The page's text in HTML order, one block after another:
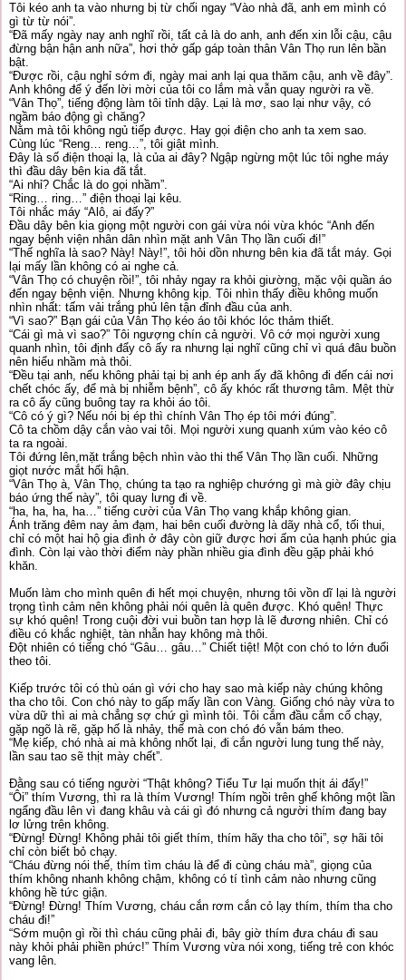
Tôi kéo anh ta vào nhưng bị từ chối ngay “Vào nhà đã, anh em mình có
gì từ từ nói”.
“Đã mấy ngày nay anh nghĩ rồi, tất cả là do anh, anh đến xin lỗi cậu, cậu
đừng bận hận anh nữa”, hơi thở gấp gáp toàn thân Vân Thọ run lên bần
bật.
“Được rồi, cậu nghỉ sớm đi, ngày mai anh lại qua thăm cậu, anh về đây”.
Anh không để ý đến lời mời của tôi co lắm mà vẫn quay người ra về.
“Vân Thọ”, tiếng động làm tôi tỉnh dậy. Lại là mơ, sao lại như vậy, có
ngầm báo động gì chăng?
Nằm mà tôi không ngủ tiếp được. Hay gọi điện cho anh ta xem sao.
Cùng lúc “Reng… reng…”, tôi giật mình.
Đây là số điện thoại lạ, là của ai đây? Ngập ngừng một lúc tôi nghe máy
thì đầu dây bên kia đã tắt.
“Ai nhỉ? Chắc là do gọi nhầm”.
“Ring… ring…” điện thoại lại kêu.
Tôi nhắc máy “Alô, ai đấy?”
Đầu dây bên kia giọng một người con gái vừa nói vừa khóc “Anh đến
ngay bệnh viện nhân dân nhìn mặt anh Vân Thọ lần cuối đi!”
“Thế nghĩa là sao? Này! Này!”, tôi hỏi dồn nhưng bên kia đã tắt máy. Gọi
lại mấy lần không có ai nghe cả.
“Vân Thọ có chuyện rồi!”, tôi nhảy ngay ra khỏi giường, mặc vội quần áo
đến ngay bệnh viện. Nhưng không kịp. Tôi nhìn thấy điều không muốn
nhìn nhất: tấm vải trắng phủ lên tận đỉnh đầu của anh.
“Vì sao?” Bạn gái của Vân Thọ kéo áo tôi khóc lóc thảm thiết.
“Cái gì mà vì sao?” Tôi ngượng chín cả người. Vô cớ mọi người xung
quanh nhìn, tôi định đẩy cô ấy ra nhưng lại nghĩ cũng chỉ vì quá đâu buồn
nên hiểu nhầm mà thôi.
“Đều tại anh, nếu không phải tại bị anh ép anh ấy đã không đi đến cái nơi
chết chóc ấy, để mà bị nhiễm bệnh”, cô ấy khóc rất thương tâm. Mệt thừ
ra cô ấy cũng buông tay ra khỏi áo tôi.
“Cô có ý gì? Nếu nói bị ép thì chính Vân Thọ ép tôi mới đúng”.
Cô ta chồm dậy cắn vào vai tôi. Mọi người xung quanh xúm vào kéo cô
ta ra ngoài.
Tôi đứng lên,mặt trắng bệch nhìn vào thi thể Vân Thọ lần cuối. Những
giọt nước mắt hối hận.
“Vân Thọ à, Vân Thọ, chúng ta tạo ra nghiệp chướng gì mà giờ đây chịu
báo ứng thế này”, tôi quay lưng đi về.
“ha, ha, ha, ha…” tiếng cười của Vân Thọ vang khắp không gian.
Ánh trăng đêm nay ảm đạm, hai bên cuối đường là dãy nhà cổ, tối thui,
chỉ có một hai hộ gia đình ở đây còn giữ được hơi ấm của hạnh phúc gia
đình. Còn lại vào thời điểm này phần nhiều gia đình đều gặp phải khó
khăn.
Muốn làm cho mình quên đi hết mọi chuyện, nhưng tôi vồn dĩ lại là người
trọng tình cảm nên không phải nói quên là quên được. Khó quên! Thực
sự khó quên! Trong cuội đời vui buồn tan hợp là lẽ đương nhiên. Chỉ có
điều có khắc nghiệt, tàn nhẫn hay không mà thôi.
Đột nhiên có tiếng chó “Gâu… gâu…” Chiết tiệt! Một con chó to lớn đuổi
theo tôi.
Kiếp trước tôi có thù oán gì với cho hay sao mà kiếp này chúng không
tha cho tôi. Con chó này to gấp mấy lần con Vàng. Giống chó này vừa to
vừa dữ thì ai mà chẳng sợ chứ gì mình tôi. Tôi cắm đầu cắm cổ chạy,
gặp ngõ là rẽ, gặp hố là nhảy, thế mà con chó đó vẫn bám theo.
“Mẹ kiếp, chó nhà ai mà không nhốt lại, đi cắn người lung tung thế này,
lần sau tao sẽ thịt mày chết”.
Đằng sau có tiếng người “Thật không? Tiểu Tư lại muốn thịt ái đấy!”
“Ôi” thím Vương, thì ra là thím Vương! Thím ngồi trên ghế không một lần
ngẩng đầu lên vì đang khâu và cái gì đó nhưng cả người thím đang bay
lơ lửng trên không.
“Đừng! Đừng! Không phải tôi giết thím, thím hãy tha cho tôi”, sợ hãi tôi
chỉ còn biết bỏ chạy.
“Cháu đừng nói thế, thím tìm cháu là để đi cùng cháu mà”, giọng của
thím không nhanh không chậm, không có tí tình cảm nào nhưng cũng
không hề tức giận.
“Đừng! Đừng! Thím Vương, cháu cắn rơm cắn cỏ lạy thím, thím tha cho
cháu đi!”
“Sớm muộn gì rồi thì cháu cũng phải đi, bây giờ thím đưa cháu đi sau
này khỏi phải phiền phức!” Thím Vương vừa nói xong, tiếng trẻ con khóc
vang lên.